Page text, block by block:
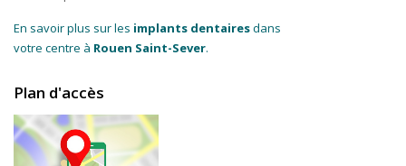
En savoir plus sur les implants dentairesdans
votre centre à Rouen Saint-Sever.
Plan d'accès